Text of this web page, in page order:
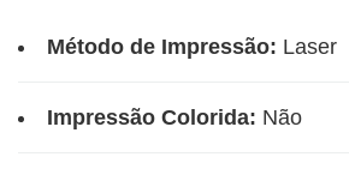
Método de Impressão: Laser
Impressão Colorida: Não